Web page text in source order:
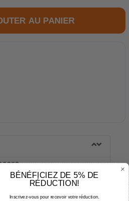
AU PANIER
votre brasero Galaxy
de la pluie et de la
BÉNÉFICIEZ DE 5% DE
RÉDUCTION!
Inscrivez-vous pour recevoir votre réduction.